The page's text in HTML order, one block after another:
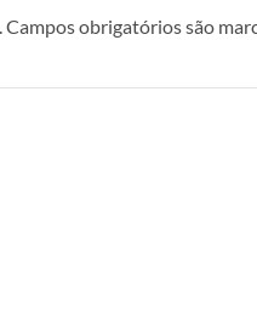
Campos obrigatórios são